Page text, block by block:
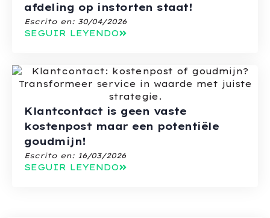
afdeling op instorten staat!
Escrito en: 30/04/2026
SEGUIR LEYENDO
Klantcontact is geen vaste
kostenpost maar een potentiële
goudmijn!
Escrito en: 16/03/2026
SEGUIR LEYENDO